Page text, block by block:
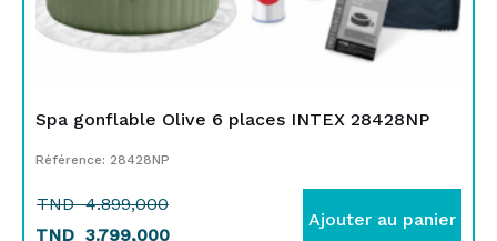
Spa gonflable Olive 6 places INTEX 28428NP
Référence: 28428NP
TND4.899,000
TND 3.799,000
Ajouter au panier